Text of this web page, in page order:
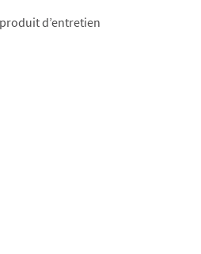
d’entretien